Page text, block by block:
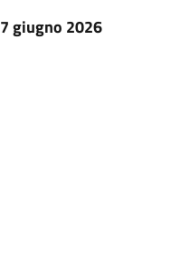
7 giugno 2026